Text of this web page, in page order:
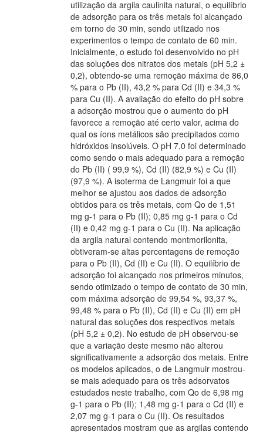
utilização da argila caulinita natural, o equilíbrio
de adsorção para os três metais foi alcançado
em torno de 30 min, sendo utilizado nos
experimentos o tempo de contato de 60 min.
Inicialmente, o estudo foi desenvolvido no pH
das soluções dos nitratos dos metais (pH 5,2 ±
0,2), obtendo-se uma remoção máxima de 86,0
% para o Pb (II), 43,2 % para Cd (II) e 34,3 %
para Cu (II). A avaliação do efeito do pH sobre
a adsorção mostrou que o aumento do pH
favorece a remoção até certo valor, acima do
qual os íons metálicos são precipitados como
hidróxidos insolúveis. O pH 7,0 foi determinado
como sendo o mais adequado para a remoção
do Pb (II) ( 99,9 %), Cd (II) (82,9 %) e Cu (II)
(97,9 %). A isoterma de Langmuir foi a que
melhor se ajustou aos dados de adsorção
obtidos para os três metais, com Qo de 1,51
mg g-1 para o Pb (II); 0,85 mg g-1 para o Cd
(II) e 0,42 mg g-1 para o Cu (II). Na aplicação
da argila natural contendo montmorilonita,
obtiveram-se altas percentagens de remoção
para o Pb (II), Cd (II) e Cu (II). O equilíbrio de
adsorção foi alcançado nos primeiros minutos,
sendo otimizado o tempo de contato de 30 min,
com máxima adsorção de 99,54 %, 93,37 %,
99,48 % para o Pb (II), Cd (II) e Cu (II) em pH
natural das soluções dos respectivos metais
(pH 5,2 ± 0,2). No estudo de pH observou-se
que a variação deste mesmo não alterou
significativamente a adsorção dos metais. Entre
os modelos aplicados, o de Langmuir mostrou-
se mais adequado para os três adsorvatos
estudados neste trabalho, com Qo de 6,98 mg
g-1 para o Pb (II); 1,48 mg g-1 para o Cd (II) e
2,07 mg g-1 para o Cu (II). Os resultados
apresentados mostram que as argilas contendo